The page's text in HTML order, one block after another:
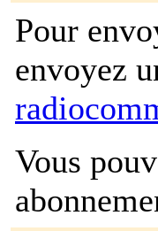
Pour
envoyez
Vous